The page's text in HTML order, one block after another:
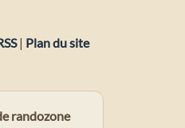
| Plan du site
randozone